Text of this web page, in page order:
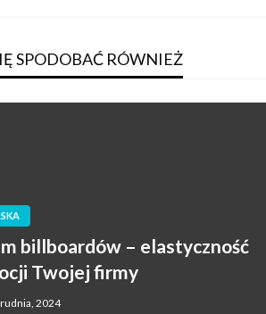
SPODOBAĆ RÓWNIEŻ
billboardów – elastyczność
Twojej firmy
2024